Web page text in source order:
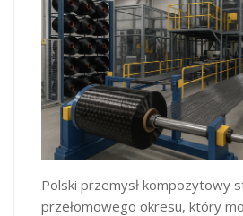
Polski przemysł kompozytowy
przełomowego okresu, który